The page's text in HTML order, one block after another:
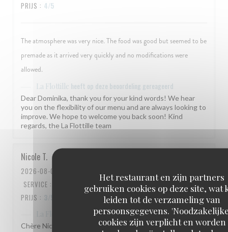
Het restaurant en zijn partners
gebruiken cookies op deze site, wat
leiden tot de verzameling van
persoonsgegevens.
cookies zijn verplicht en worden
PRIJS : 4/5
The atmosphere was very nice. The food was good but seemed to be
premade as it arrived very quickly and no modifications were
allowed.
La Flottille heeft op deze beoordeling gereageerd
Dear Dominika, thank you for your kind words! We hear
you on the flexibility of our menu and are always looking to
improve. We hope to welcome you back soon! Kind
regards, the La Flottille team
Nicole T
2026-08-01
SERVICE : ATMOSFEER 4/5 KEUKEN:
KWALITEIT /
PRIJS :
heeft op deze beoordeling gereageerd
Chère Nicole, quel plaisir de recevoir votre retour ! Nous